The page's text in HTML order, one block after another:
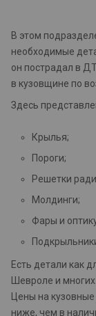
В этом
необходимые
он пострадал в
в кузовщине по
Здесь
Крылья;
Пороги;
Решетки
Молдинги;
Фары и
Есть детали как
Шевроле и
Цены на
ниже, чем в